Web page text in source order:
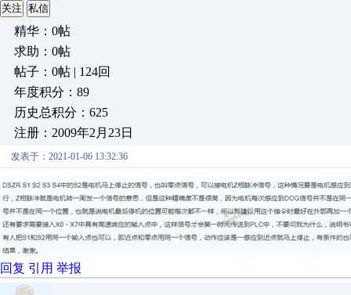
关注 私信
精华：0帖
求助：0帖
帖子：0帖 | 124回
年度积分：89
历史总积分：625
注册：2009年2月23日
发表于：2021-01-06 13:32:36
回复 引用 举报